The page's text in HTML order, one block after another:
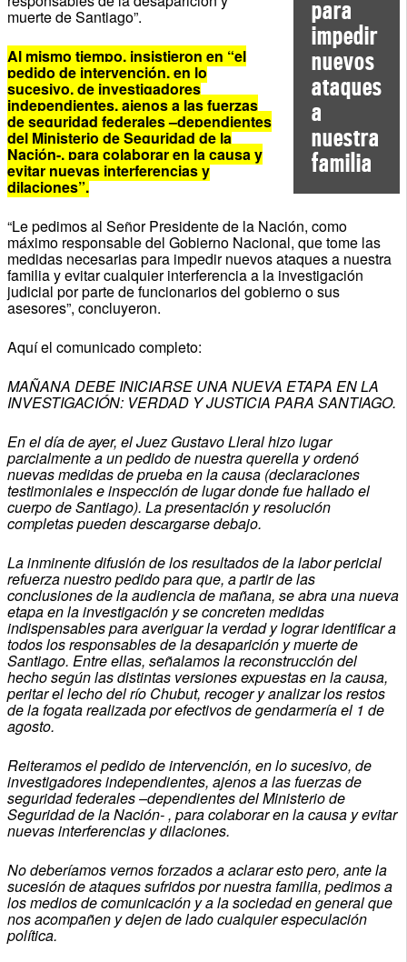
para
impedir
nuevos
ataques
a
nuestra
familia
muerte de Santiago”.
Al mismo tiempo, insistieron en “el
pedido de intervención, en lo
sucesivo, de investigadores
independientes, ajenos a las fuerzas
de seguridad federales –dependientes
del Ministerio de Seguridad de la
Nación-, para colaborar en la causa y
evitar nuevas interferencias y
dilaciones”.
“Le pedimos al Señor Presidente de la Nación, como
máximo responsable del Gobierno Nacional, que tome las
medidas necesarias para impedir nuevos ataques a nuestra
familia y evitar cualquier interferencia a la investigación
judicial por parte de funcionarios del gobierno o sus
asesores”, concluyeron.
Aquí el comunicado completo:
MAÑANA DEBE INICIARSE UNA NUEVA ETAPA EN LA
INVESTIGACIÓN: VERDAD Y JUSTICIA PARA SANTIAGO.
En el día de ayer, el Juez Gustavo Lleral hizo lugar
parcialmente a un pedido de nuestra querella y ordenó
nuevas medidas de prueba en la causa (declaraciones
testimoniales e inspección de lugar donde fue hallado el
cuerpo de Santiago). La presentación y resolución
completas pueden descargarse debajo.
La inminente difusión de los resultados de la labor pericial
refuerza nuestro pedido para que, a partir de las
conclusiones de la audiencia de mañana, se abra una nueva
etapa en la investigación y se concreten medidas
indispensables para averiguar la verdad y lograr identificar a
todos los responsables de la desaparición y muerte de
Santiago. Entre ellas, señalamos la reconstrucción del
hecho según las distintas versiones expuestas en la causa,
peritar el lecho del río Chubut, recoger y analizar los restos
de la fogata realizada por efectivos de gendarmería el 1 de
agosto.
Reiteramos el pedido de intervención, en lo sucesivo, de
investigadores independientes, ajenos a las fuerzas de
seguridad federales –dependientes del Ministerio de
Seguridad de la Nación- , para colaborar en la causa y evitar
nuevas interferencias y dilaciones.
No deberíamos vernos forzados a aclarar esto pero, ante la
sucesión de ataques sufridos por nuestra familia, pedimos a
los medios de comunicación y a la sociedad en general que
nos acompañen y dejen de lado cualquier especulación
política.